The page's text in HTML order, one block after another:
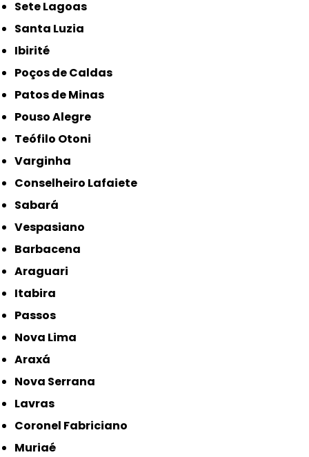
Sete Lagoas
Santa Luzia
Ibirité
Poços de Caldas
Patos de Minas
Pouso Alegre
Teófilo Otoni
Varginha
Conselheiro Lafaiete
Sabará
Vespasiano
Barbacena
Araguari
Itabira
Passos
Nova Lima
Araxá
Nova Serrana
Lavras
Coronel Fabriciano
Muriaé